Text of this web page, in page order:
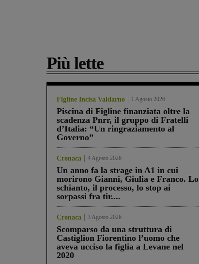
Più lette
Figline Incisa Valdarno 1 Agosto 2026
Piscina di Figline finanziata oltre la
scadenza Pnrr, il gruppo di Fratelli
d’Italia: “Un ringraziamento al
Governo”
Cronaca 4 Agosto 2026
Un anno fa la strage in A1 in cui
morirono Gianni, Giulia e Franco. Lo
schianto, il processo, lo stop ai
sorpassi fra tir....
Cronaca 3 Agosto 2026
Scomparso da una struttura di
Castiglion Fiorentino l’uomo che
aveva ucciso la figlia a Levane nel
2020